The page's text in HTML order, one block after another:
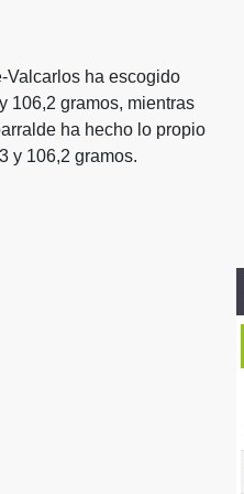
Valcarlos ha escogido
106,2 gramos, mientras
ha hecho lo propio
y 106,2 gramos.